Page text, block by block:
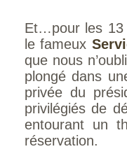
Et…pour les 13
le fameux
que nous
plongé dans
privée du
privilégiés de
entourant un
réservation.